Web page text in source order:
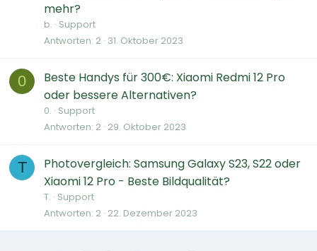
mehr?
b. Support
Antworten 2 31. Oktober 2023
0
Beste Handys für 300€: Xiaomi Redmi 12 Pro
oder bessere Alternativen?
0. Support
Antworten 2 29. Oktober 2023
T
Photovergleich: Samsung Galaxy S23, S22 oder
Xiaomi 12 Pro - Beste Bildqualität?
T. Support
Antworten 2 22. Dezember 2023